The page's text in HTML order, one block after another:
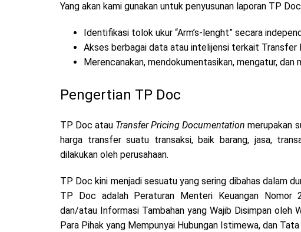
Yang akan kami gunakan untuk penyusunan laporan TP
Identifikasi tolok ukur “Arm’s-lenght” secara
Akses berbagai data atau intelijensi terkait Transfer
Merencanakan, mendokumentasikan, mengatur, dan
Pengertian TP Doc
TP Doc atau Transfer Pricing Documentation merupakan
harga transfer suatu transaksi, baik barang, jasa,
dilakukan oleh perusahaan.
TP Doc kini menjadi sesuatu yang sering dibahas dalam
TP Doc adalah Peraturan Menteri Keuangan Nomor
dan/atau Informasi Tambahan yang Wajib Disimpan oleh
Para Pihak yang Mempunyai Hubungan Istimewa, dan